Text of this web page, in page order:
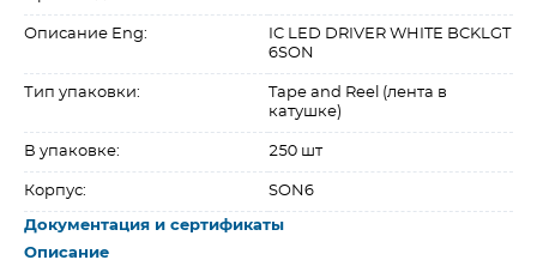
Описание Eng:
IC LED DRIVER WHITE BCKLGT
6SON
Тип упаковки:
Tape and Reel (лента в
катушке)
В упаковке: 250 шт
Корпус: SON6
Документация и сертификаты
Описание